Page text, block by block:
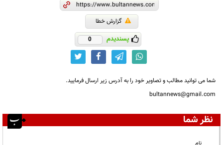
گزارش خطا
پسندیدم 0
شما می توانید مطالب و تصاویر خود را به آدرس زیر ارسال فرمایید.
bultannews@gmail.com
نظر شما